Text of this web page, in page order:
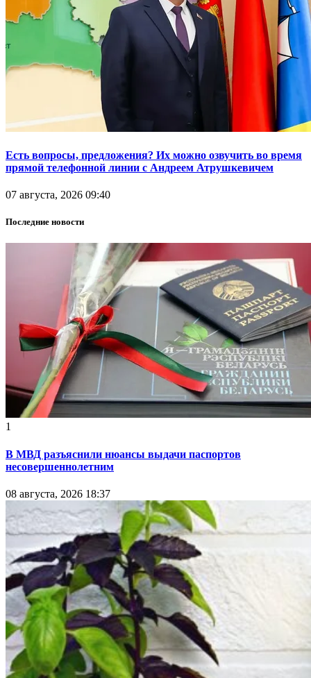
Есть вопросы, предложения? Их можно озвучить во время
прямой телефонной линии с Андреем Атрушкевичем
07 августа, 2026 09:40
Последние новости
1
В МВД разъяснили нюансы выдачи паспортов
несовершеннолетним
08 августа, 2026 18:37